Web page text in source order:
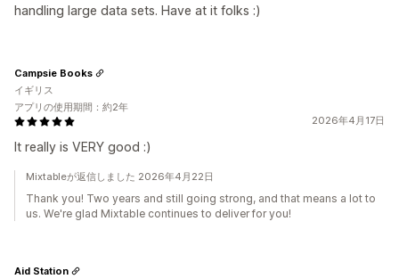
handling large data sets. Have at it folks :)
2026年4月17日
It really is VERY good :)
Campsie Books
イギリス
アプリの使用期間：約2年
Mixtableが返信しました 2026年4月22日
Thank you! Two years and still going strong, and that means a lot to
us. We're glad Mixtable continues to deliver for you!
Aid Station